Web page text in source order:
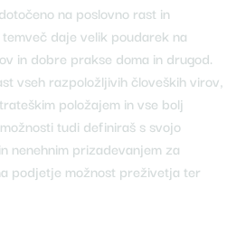
na poslovno rast in
daje velik poudarek na
in dobre prakse doma in drugod.
vseh razpoložljivih človeških virov,
položajem in vse bolj
tudi definiraš s svojo
nenehnim prizadevanjem za
podjetje možnost preživetja ter